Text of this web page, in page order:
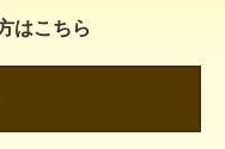
はこちら